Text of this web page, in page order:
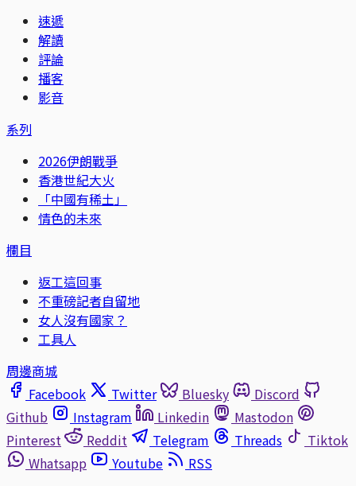
速遞
解讀
評論
播客
影音
系列
2026伊朗戰爭
香港世紀大火
「中國有稀土」
情色的未來
欄目
返工這回事
不重磅記者自留地
女人沒有國家？
工具人
周邊商城
Facebook
Twitter Bluesky
Discord
Github
Instagram Linkedin
Mastodon
Pinterest
Reddit Telegram Threads
Tiktok
Whatsapp
Youtube
RSS